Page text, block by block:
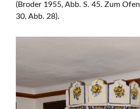
(Broder 1955, Abb. S. 45. Zum
30, Abb. 28).